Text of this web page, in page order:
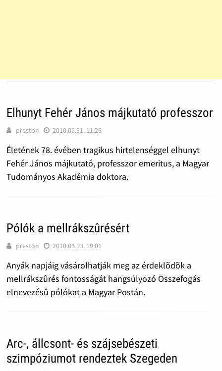
Elhunyt Fehér János májkutató professzor
preston 2010.05.31. 11:26
Életének 78. évében tragikus hirtelenséggel elhunyt
Fehér János májkutató, professzor emeritus, a Magyar
Tudományos Akadémia doktora.
Pólók a mellrákszûrésért
preston 2010.03.13. 19:01
Anyák napjáig vásárolhatják meg az érdeklõdõk a
mellrákszûrés fontosságát hangsúlyozó Összefogás
elnevezésû pólókat a Magyar Postán.
Arc-, állcsont- és szájsebészeti
szimpóziumot rendeztek Szegeden